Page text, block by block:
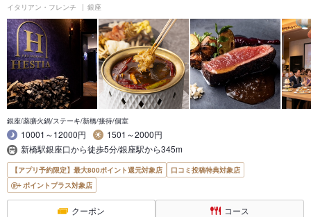
イタリアン・フレンチ 銀座
銀座/薬膳火鍋/ステーキ/新橋/接待/個室
10001～12000円
1501～2000円
新橋駅銀座口から徒歩5分/銀座駅から345m
【アプリ予約限定】最大800ポイント還元対象店
口コミ投稿特典対象店
ポイントプラス対象店
クーポン コース